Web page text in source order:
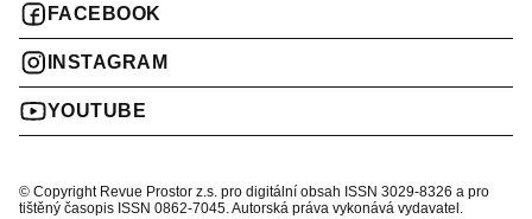
FACEBOOK
INSTAGRAM
YOUTUBE
© Copyright Revue Prostor z.s. pro digitální obsah ISSN 3029-8326 a pro
tištěný časopis ISSN 0862-7045. Autorská práva vykonává vydavatel.